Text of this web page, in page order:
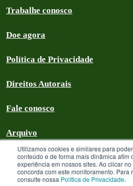
Utilizamos cookies e similares para
conteúdo e de forma mais dinâmica afim
experiência em nossos sites. Ao clicar
concorda com este monitoramento. Para
consulte nossa Política de Privacidade.
Trabalhe conosco
Doe agora
Política de Privacidade
Direitos Autorais
Fale conosco
Arquivo
Greenpeace Brasil 2026